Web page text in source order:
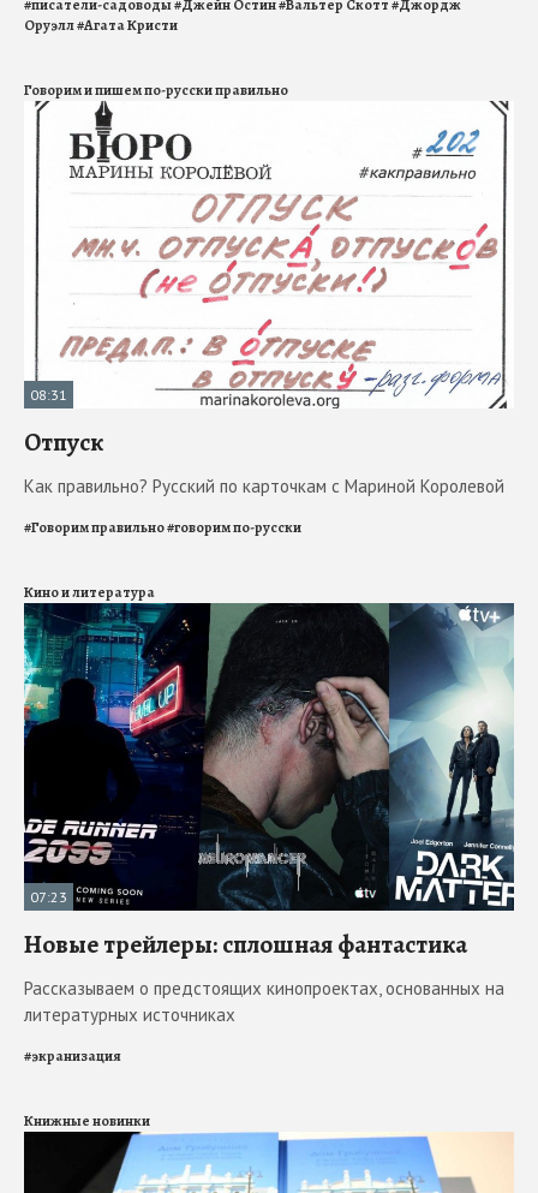
#писатели-садоводы#Джейн Остин#Вальтер Скотт#Джордж
Оруэлл#Агата Кристи
Говорим и пишем по-русски правильно
08:31
Отпуск
Как правильно? Русский по карточкам с Мариной Королевой
#Говорим правильно#говорим по-русски
Кино и литература
07:23
Новые трейлеры: сплошная фантастика
Рассказываем о предстоящих кинопроектах, основанных на
литературных источниках
#экранизация
Книжные новинки